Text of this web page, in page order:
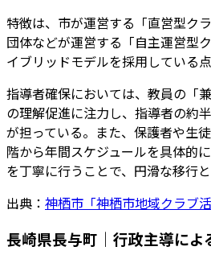
特徴は、市が運営する「直営型ク
団体などが運営する「自主運営型
イブリッドモデルを採用している点
指導者確保においては、教員の「
の理解促進に注力し、指導者の約
が担っている。また、保護者や生
階から年間スケジュールを具体的
を丁寧に行うことで、円滑な移行
出典： 神栖市「神栖市地域クラブ
長崎県長与町｜行政主導によ